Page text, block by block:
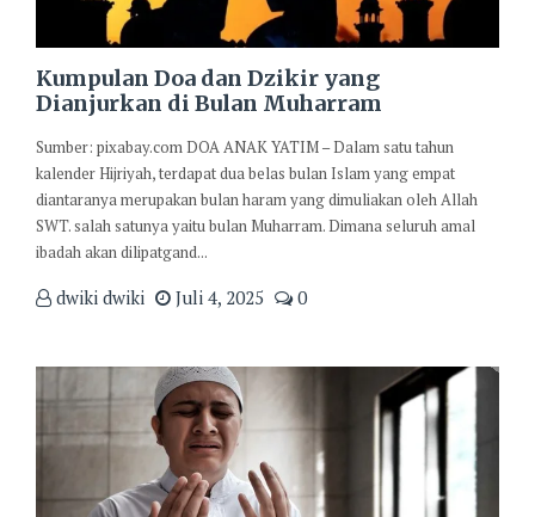
Kumpulan Doa dan Dzikir yang
Dianjurkan di Bulan Muharram
Sumber: pixabay.com DOA ANAK YATIM – Dalam satu tahun
kalender Hijriyah, terdapat dua belas bulan Islam yang empat
diantaranya merupakan bulan haram yang dimuliakan oleh Allah
SWT. salah satunya yaitu bulan Muharram. Dimana seluruh amal
ibadah akan dilipatgand...
dwiki dwiki Juli 4, 2025 0